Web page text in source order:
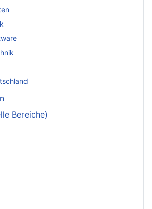
Bereiche)